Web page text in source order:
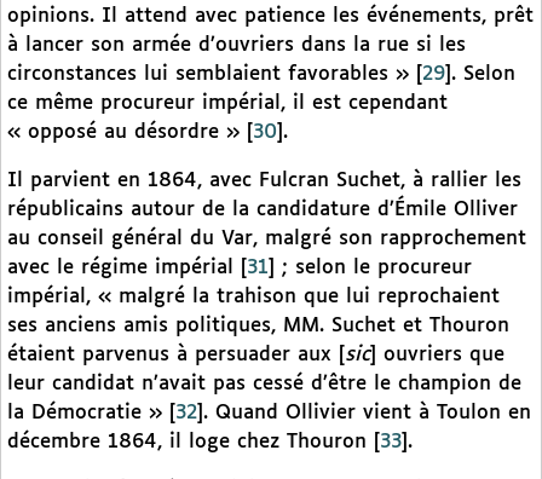
opinions. Il attend avec patience les événements, prêt
à lancer son armée d’ouvriers dans la rue si les
circonstances lui semblaient favorables »
29 . Selon
ce même procureur impérial, il est cependant
« opposé au désordre »
30 .
Il parvient en 1864, avec Fulcran Suchet, à rallier les
républicains autour de la candidature d’Émile Olliver
au conseil général du Var, malgré son rapprochement
avec le régime impérial
31
; selon le procureur
impérial, « malgré la trahison que lui reprochaient
ses anciens amis politiques, MM. Suchet et Thouron
étaient parvenus à persuader aux [ sic] ouvriers que
leur candidat n’avait pas cessé d’être le champion de
la Démocratie »
32 . Quand Ollivier vient à Toulon en
décembre 1864, il loge chez Thouron
33 .